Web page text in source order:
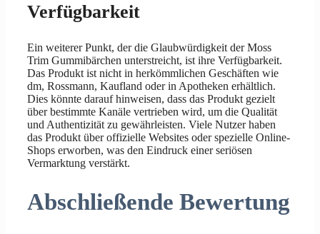
Verfügbarkeit
Ein weiterer Punkt, der die Glaubwürdigkeit der Moss
Trim Gummibärchen unterstreicht, ist ihre Verfügbarkeit.
Das Produkt ist nicht in herkömmlichen Geschäften wie
dm, Rossmann, Kaufland oder in Apotheken erhältlich.
Dies könnte darauf hinweisen, dass das Produkt gezielt
über bestimmte Kanäle vertrieben wird, um die Qualität
und Authentizität zu gewährleisten. Viele Nutzer haben
das Produkt über offizielle Websites oder spezielle Online-
Shops erworben, was den Eindruck einer seriösen
Vermarktung verstärkt.
Abschließende Bewertung